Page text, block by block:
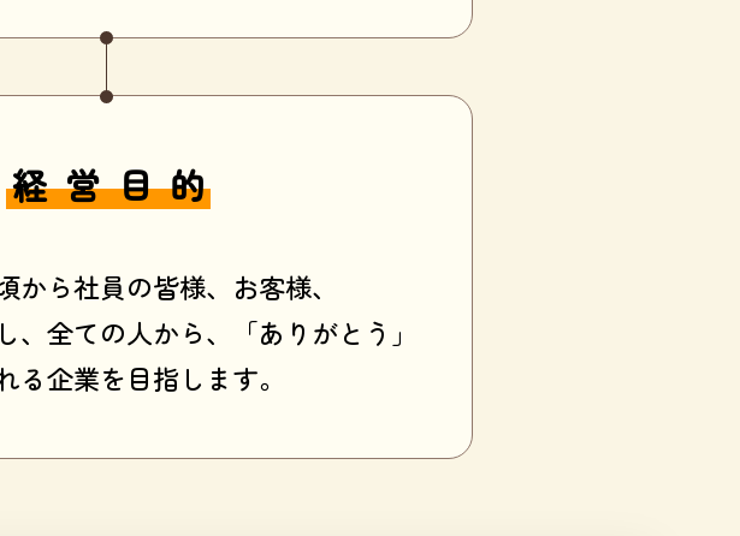
経営目的
から社員の皆様、お客様、
、全ての人から、「ありがとう」
る企業を目指します。